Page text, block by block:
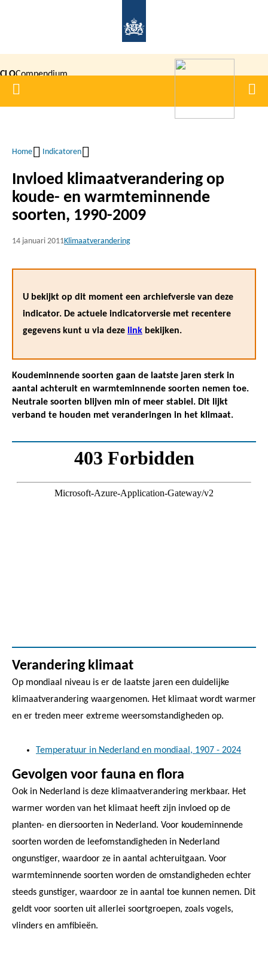
inhoud
gaan
CLOCompendium
voor de
Home
Kruimelpad
Home Indicatoren
Invloed klimaatverandering op
koude- en warmteminnende
soorten, 1990-2009
14 januari 2011Klimaatverandering
U bekijkt op dit moment een archiefversie van deze
indicator. De actuele indicatorversie met recentere
gegevens kunt u via deze link bekijken.
Koudeminnende soorten gaan de laatste jaren sterk in
aantal achteruit en warmteminnende soorten nemen toe.
Neutrale soorten blijven min of meer stabiel. Dit lijkt
verband te houden met veranderingen in het klimaat.
Verandering klimaat
Op mondiaal niveau is er de laatste jaren een duidelijke
klimaatverandering waargenomen. Het klimaat wordt warmer
en er treden meer extreme weersomstandigheden op.
Temperatuur in Nederland en mondiaal, 1907 - 2024
Gevolgen voor fauna en flora
Ook in Nederland is deze klimaatverandering merkbaar. Het
warmer worden van het klimaat heeft zijn invloed op de
planten- en diersoorten in Nederland. Voor koudeminnende
soorten worden de leefomstandigheden in Nederland
ongunstiger, waardoor ze in aantal achteruitgaan. Voor
warmteminnende soorten worden de omstandigheden echter
steeds gunstiger, waardoor ze in aantal toe kunnen nemen. Dit
geldt voor soorten uit allerlei soortgroepen, zoals vogels,
vlinders en amfibieën.